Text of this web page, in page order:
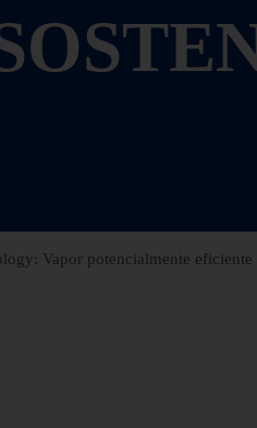
Vapor potencialmente eficiente